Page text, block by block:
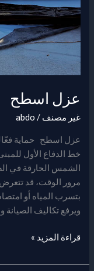
عزل اسطح
غير مصنف /
abdo
عزل اسطح حماية
خط الدفاع الأول
الشمس الحارقة في
مرور الوقت، قد
بتسرب المياه أو
ويرفع تكاليف الصيانة
قراءة المزيد »